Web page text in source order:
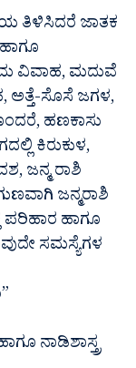
ತಿಳಿಸಿದರೆ ಜಾತಕ
ವಿವಾಹ, ಮದುವೆ
ಅತ್ತೆ-ಸೊಸೆ ಜಗಳ,
ಹಣಕಾಸು
ಕಿರುಕುಳ,
ಜನ್ಮ ರಾಶಿ
ಜನ್ಮರಾಶಿ
ಪರಿಹಾರ ಹಾಗೂ
ಸಮಸ್ಯೆಗಳ
ನಾಡಿಶಾಸ್ತ್ರ